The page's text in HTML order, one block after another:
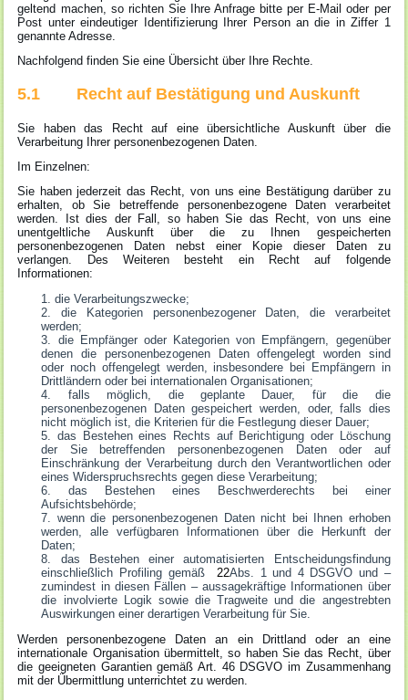
geltend machen, so richten Sie Ihre Anfrage bitte per E-Mail oder per
Post unter eindeutiger Identifizierung Ihrer Person an die in Ziffer 1
genannte Adresse.
Nachfolgend finden Sie eine Übersicht über Ihre Rechte.
5.1 Recht auf Bestätigung und Auskunft
Sie haben das Recht auf eine übersichtliche Auskunft über die
Verarbeitung Ihrer personenbezogenen Daten.
Im Einzelnen:
Sie haben jederzeit das Recht, von uns eine Bestätigung darüber zu
erhalten, ob Sie betreffende personenbezogene Daten verarbeitet
werden. Ist dies der Fall, so haben Sie das Recht, von uns eine
unentgeltliche Auskunft über die zu Ihnen gespeicherten
personenbezogenen Daten nebst einer Kopie dieser Daten zu
verlangen. Des Weiteren besteht ein Recht auf folgende
Informationen:
die Verarbeitungszwecke;
die Kategorien personenbezogener Daten, die verarbeitet
werden;
die Empfänger oder Kategorien von Empfängern, gegenüber
denen die personenbezogenen Daten offengelegt worden sind
oder noch offengelegt werden, insbesondere bei Empfängern in
Drittländern oder bei internationalen Organisationen;
falls möglich, die geplante Dauer, für die die
personenbezogenen Daten gespeichert werden, oder, falls dies
nicht möglich ist, die Kriterien für die Festlegung dieser Dauer;
das Bestehen eines Rechts auf Berichtigung oder Löschung
der Sie betreffenden personenbezogenen Daten oder auf
Einschränkung der Verarbeitung durch den Verantwortlichen oder
eines Widerspruchsrechts gegen diese Verarbeitung;
das Bestehen eines Beschwerderechts bei einer
Aufsichtsbehörde;
wenn die personenbezogenen Daten nicht bei Ihnen erhoben
werden, alle verfügbaren Informationen über die Herkunft der
Daten;
das Bestehen einer automatisierten Entscheidungsfindung
einschließlich Profiling gemäß
22Abs. 1 und 4 DSGVO und –
zumindest in diesen Fällen – aussagekräftige Informationen über
die involvierte Logik sowie die Tragweite und die angestrebten
Auswirkungen einer derartigen Verarbeitung für Sie.
Werden personenbezogene Daten an ein Drittland oder an eine
internationale Organisation übermittelt, so haben Sie das Recht, über
die geeigneten Garantien gemäß Art. 46 DSGVO im Zusammenhang
mit der Übermittlung unterrichtet zu werden.